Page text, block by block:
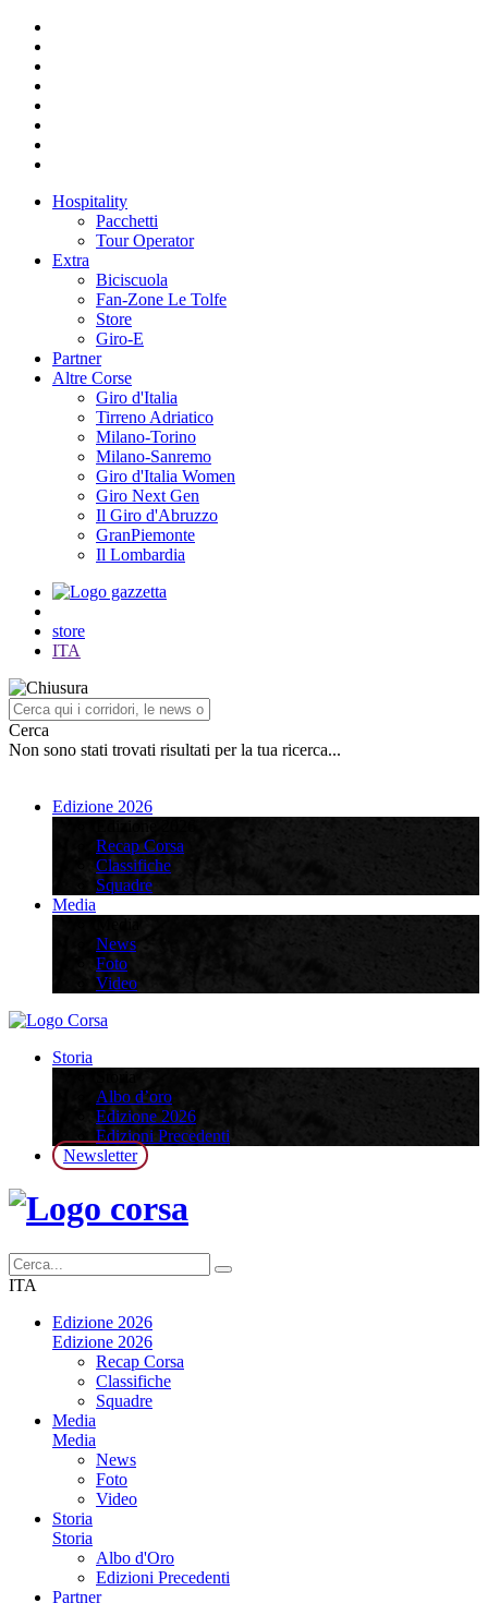
Hospitality
Pacchetti
Tour Operator
Extra
Biciscuola
Fan-Zone Le Tolfe
Store
Giro-E
Partner
Altre Corse
Giro d'Italia
Tirreno Adriatico
Milano-Torino
Milano-Sanremo
Giro d'Italia Women
Giro Next Gen
Il Giro d'Abruzzo
GranPiemonte
Il Lombardia
store
ITA
Cerca
Non sono stati trovati risultati per la tua ricerca...
Edizione 2026
Recap Corsa
Classifiche
Squadre
Media
News
Foto
Video
Storia
Albo d’oro
Edizione 2026
Edizioni Precedenti
Newsletter
ITA
Edizione 2026
Edizione 2026
Recap Corsa
Classifiche
Squadre
Media
Media
News
Foto
Video
Storia
Storia
Albo d'Oro
Edizioni Precedenti
Partner